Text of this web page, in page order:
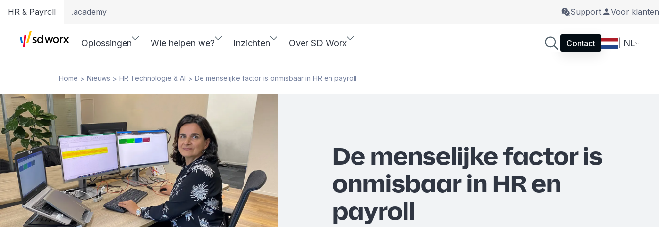
HR & Payroll .academy Support Voor klanten
Oplossingen Wie helpen we? Inzichten Over SD Worx Contact | NL
Home > Nieuws > HR Technologie & AI > De menselijke factor is onmisbaar in HR en payroll
De menselijke factor is
onmisbaar in HR en
payroll